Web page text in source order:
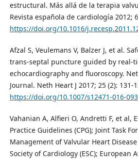
estructural. Más allá de la terapia
Revista española de cardiología 2012;
https://doi.org/10.1016/
Afzal S, Veulemans V, Balzer J, et al.
trans-septal puncture guided by real-
echocardiography and fluoroscopy.
Journal. Neth Heart J 2017; 25 (2): 131-
https://doi.org/10.1007/s12471-016-
Vahanian A, Alfieri O, Andretti F, et al,
Practice Guidelines (CPG); Joint Task
Management of Valvular Heart
Society of Cardiology (ESC); European